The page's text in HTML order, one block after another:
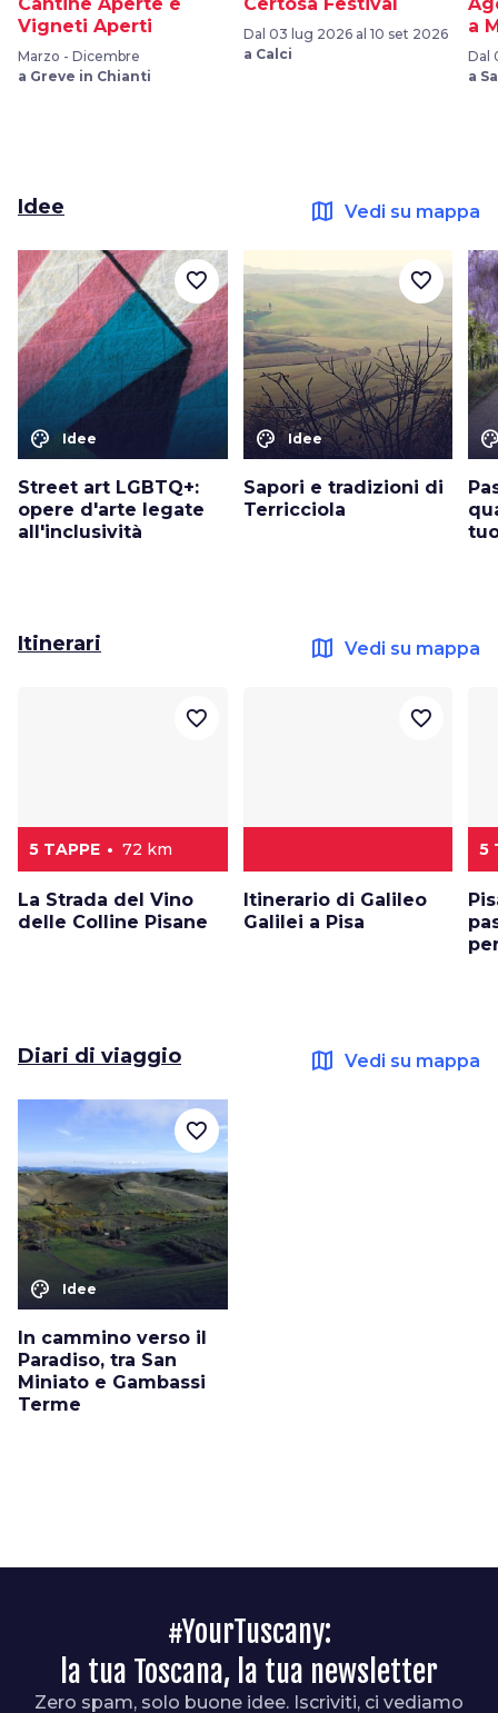
Vigneti Aperti
Marzo - Dicembre
a Greve in Chianti
Dal 03 lug 2026 al 10 set 2026
a Calci
a
Dal
a
Idee map Vedi su mappa
color_lens Idee
Street art LGBTQ+:
opere d'arte legate
all'inclusività
favorite_border
color_lens Idee
Sapori e tradizioni di
Terricciola
favorite_border
Itinerari map Vedi su mappa
5 TAPPE 72 km
La Strada del Vino
delle Colline Pisane
favorite_border
Itinerario di Galileo
Galilei a Pisa
favorite_border
5
Diari di viaggio map Vedi su mappa
color_lens Idee
In cammino verso il
Paradiso, tra San
Miniato e Gambassi
Terme
favorite_border
#YourTuscany:
la tua Toscana, la tua newsletter
Zero spam, solo buone idee. Iscriviti, ci vediamo